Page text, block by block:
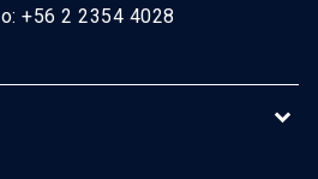
+56 2 2354 4028